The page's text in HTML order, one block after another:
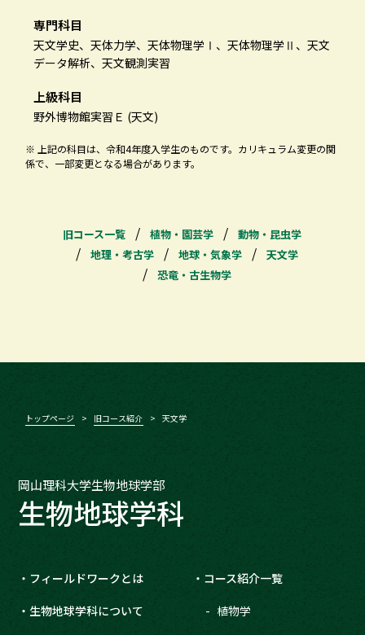
専門科目
天文学史、天体力学、天体物理学Ⅰ、天体物理学Ⅱ、天文
データ解析、天文観測実習
上級科目
野外博物館実習Ｅ (天文)
※ 上記の科目は、令和4年度入学生のものです。カリキュラム変更の関
係で、一部変更となる場合があります。
旧コース一覧 植物・園芸学
動物・昆虫学
地理・考古学
地球・気象学
天文学
恐竜・古生物学
トップページ 旧コース紹介 天文学
岡山理科大学生物地球学部
生物地球学科
フィールドワークとは
生物地球学科について
コース紹介一覧
植物学